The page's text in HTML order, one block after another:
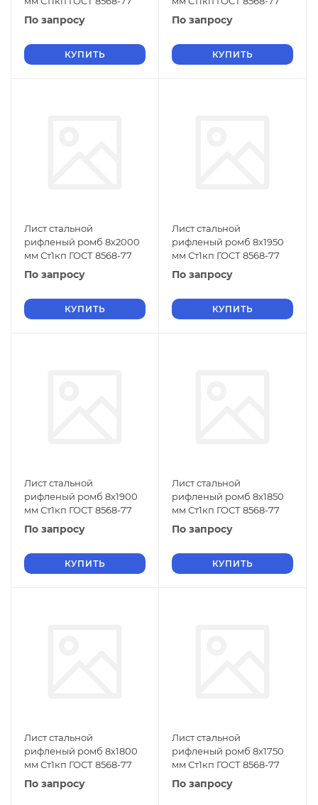
По запросу
КУПИТЬ
По запросу
КУПИТЬ
Лист стальной
рифленый ромб 8х2000
мм Ст1кп ГОСТ 8568-77
По запросу
КУПИТЬ
Лист стальной
рифленый ромб 8х1950
мм Ст1кп ГОСТ 8568-77
По запросу
КУПИТЬ
Лист стальной
рифленый ромб 8х1900
мм Ст1кп ГОСТ 8568-77
По запросу
КУПИТЬ
Лист стальной
рифленый ромб 8х1850
мм Ст1кп ГОСТ 8568-77
По запросу
КУПИТЬ
Лист стальной
рифленый ромб 8х1800
мм Ст1кп ГОСТ 8568-77
По запросу
Лист стальной
рифленый ромб 8х1750
мм Ст1кп ГОСТ 8568-77
По запросу